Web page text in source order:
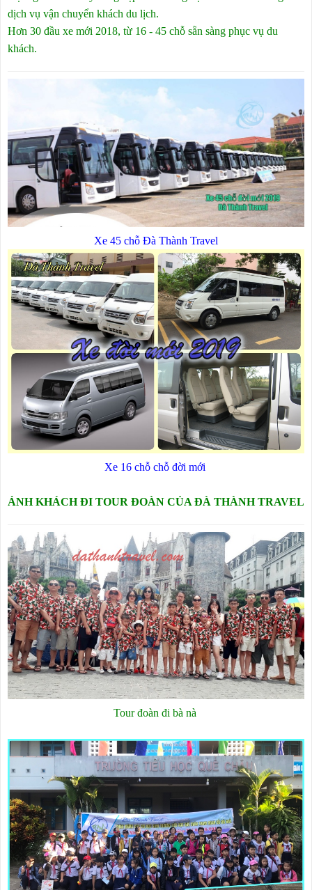
dịch vụ vận chuyển khách du lịch.
Hơn 30 đầu xe mới 2018, từ 16 - 45 chỗ sẵn sàng phục vụ du
khách.
Xe 45 chỗ Đà Thành Travel
Xe 16 chỗ chỗ đời mới
ẢNH KHÁCH ĐI TOUR ĐOÀN CỦA ĐÀ THÀNH TRAVEL
Tour đoàn đi bà nà